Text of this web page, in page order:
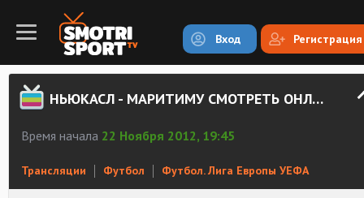
Вход Регистрация
НЬЮКАСЛ - МАРИТИМУ СМОТРЕТЬ ОНЛАЙН
Время начала 22 Ноября 2012, 19:45
Трансляции Футбол Футбол. Лига Европы УЕФА